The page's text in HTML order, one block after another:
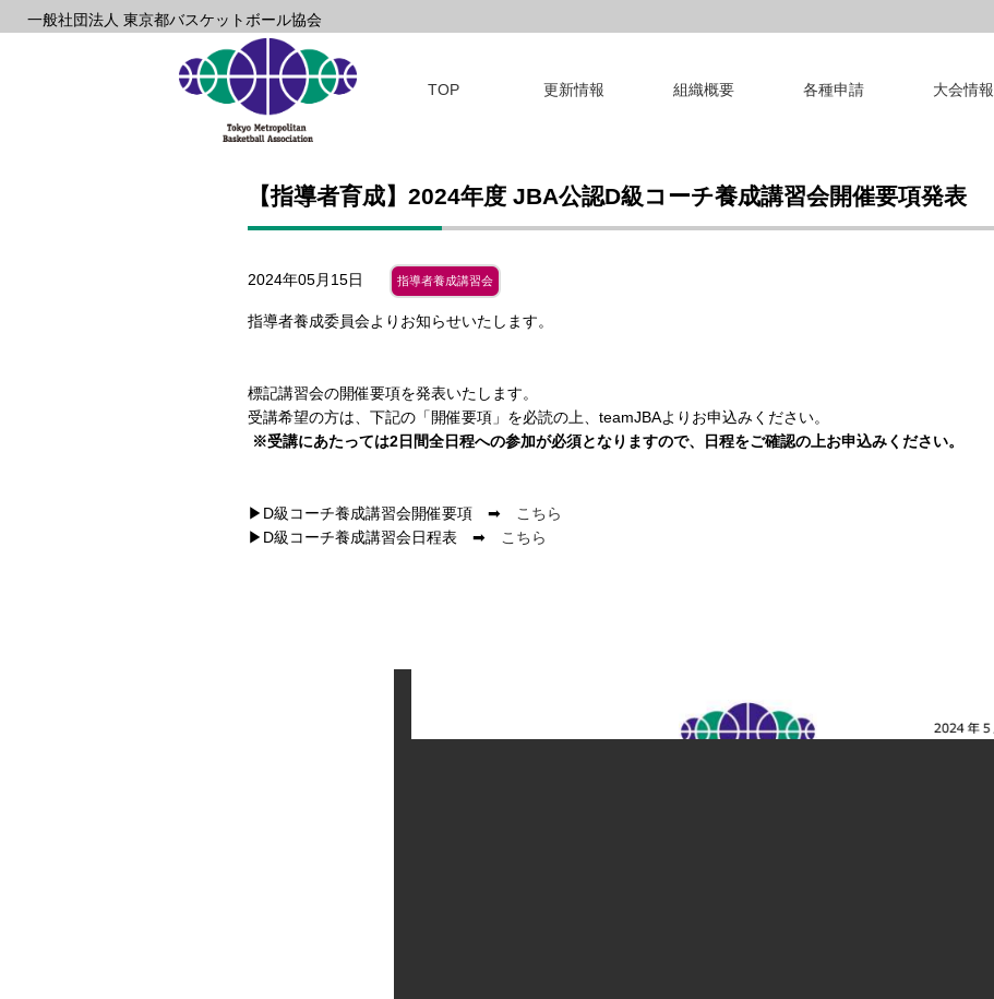
一般社団法人 東京都バスケットボール協会
TOP 更新情報 組織概要 各種申請 大会情報
【指導者育成】2024年度 JBA公認D級コーチ養成講習会開催要項発表
2024年05月15日 指導者養成講習会
指導者養成委員会よりお知らせいたします。
標記講習会の開催要項を発表いたします。
受講希望の方は、下記の「開催要項」を必読の上、teamJBAよりお申込みください。
※受講にあたっては2日間全日程への参加が必須となりますので、日程をご確認の上お申込みください。
▶D級コーチ養成講習会開催要項 ➡
こちら
▶D級コーチ養成講習会日程表 ➡
こちら